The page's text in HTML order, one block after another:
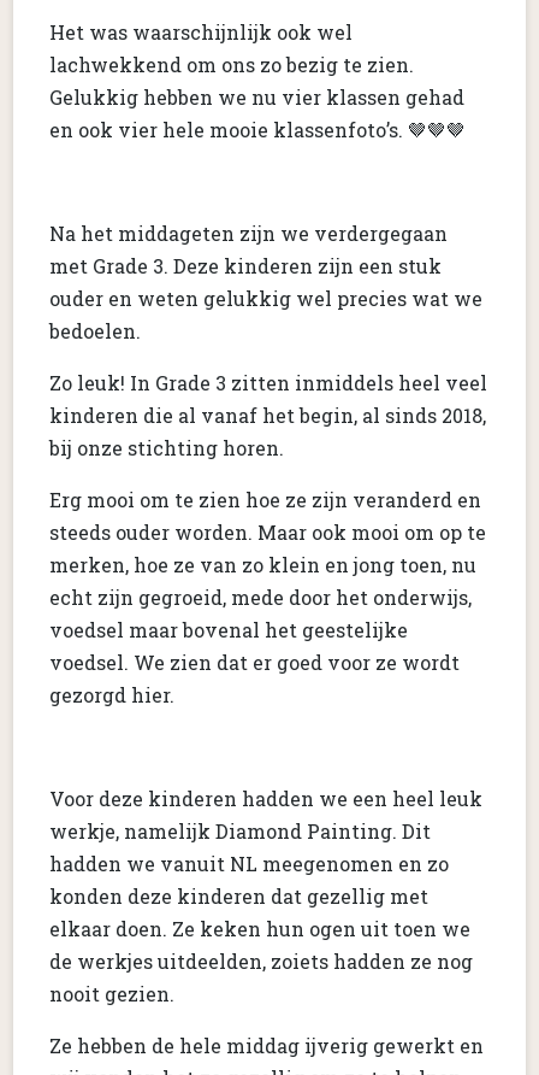
Het was waarschijnlijk ook wel
lachwekkend om ons zo bezig te zien.
Gelukkig hebben we nu vier klassen gehad
en ook vier hele mooie klassenfoto’s. 🤎🤎🤎
Na het middageten zijn we verdergegaan
met Grade 3. Deze kinderen zijn een stuk
ouder en weten gelukkig wel precies wat we
bedoelen.
Zo leuk! In Grade 3 zitten inmiddels heel veel
kinderen die al vanaf het begin, al sinds 2018,
bij onze stichting horen.
Erg mooi om te zien hoe ze zijn veranderd en
steeds ouder worden. Maar ook mooi om op te
merken, hoe ze van zo klein en jong toen, nu
echt zijn gegroeid, mede door het onderwijs,
voedsel maar bovenal het geestelijke
voedsel. We zien dat er goed voor ze wordt
gezorgd hier.
Voor deze kinderen hadden we een heel leuk
werkje, namelijk Diamond Painting. Dit
hadden we vanuit NL meegenomen en zo
konden deze kinderen dat gezellig met
elkaar doen. Ze keken hun ogen uit toen we
de werkjes uitdeelden, zoiets hadden ze nog
nooit gezien.
Ze hebben de hele middag ijverig gewerkt en